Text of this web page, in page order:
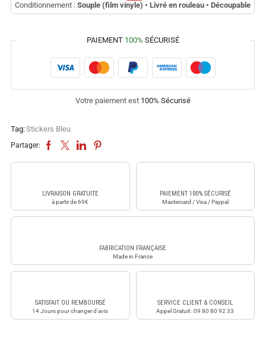
Conditionnement : Souple (film vinyle) • Livré en rouleau • Découpable
PAIEMENT 100% SÉCURISÉ
Votre paiement est 100% Sécurisé
Tag:Stickers Bleu
Partager:
LIVRAISON GRATUITE
à partir de 69€
PAIEMENT 100% SÉCURISÉ
Mastercard / Visa / Paypal
FABRICATION FRANÇAISE
Made in France
SATISFAIT OU REMBOURSÉ
14 Jours pour changer d'avis
SERVICE CLIENT & CONSEIL
Appel Gratuit : 09 80 80 92 33